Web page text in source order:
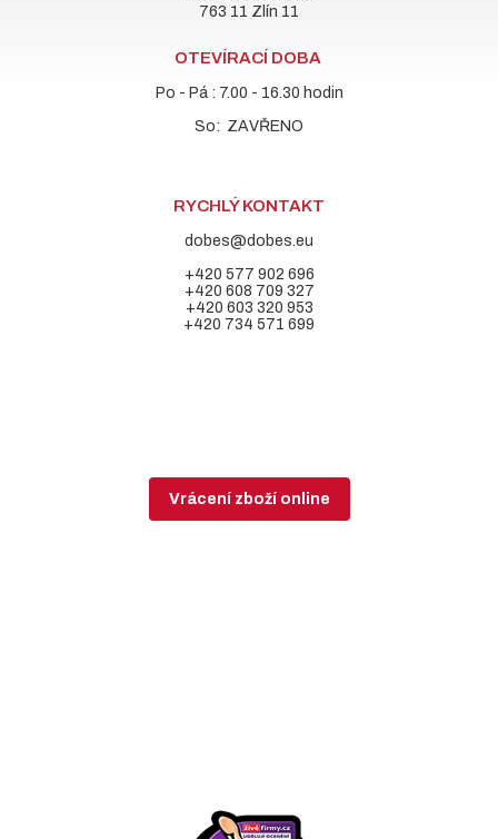
763 11 Zlín 11
OTEVÍRACÍ DOBA
Po - Pá : 7.00 - 16.30 hodin
So: ZAVŘENO
RYCHLÝ KONTAKT
dobes@dobes.eu
+420 577 902 696
+420 608 709 327
+420 603 320 953
+420 734 571 699
Vrácení zboží online